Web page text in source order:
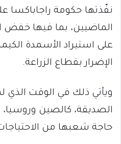
نفّذتها حكومة راجاباكسا
الماضيين، بما فيها
على استيراد الأسمدة
الإضرار بقطاع الزراعة.
ويأتي ذلك في الوقت
الصديقة، كالصين وروسيا،
حاجة شعبها من